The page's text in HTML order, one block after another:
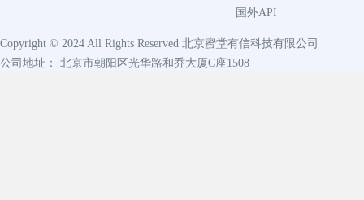
国外API
Copyright © 2024 All Rights Reserved 北京蜜堂有信科技有限公司
公司地址： 北京市朝阳区光华路和乔大厦C座1508